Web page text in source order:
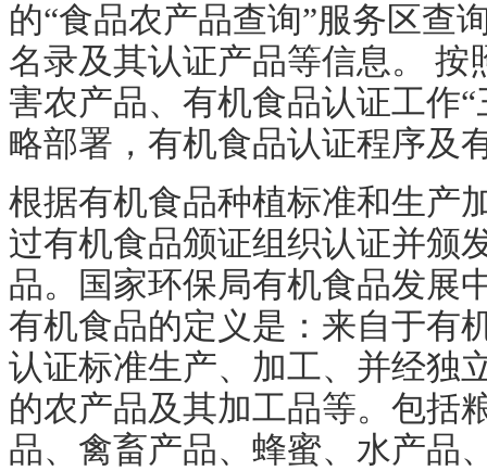
的“食品农产品查询”服务区查
名录及其认证产品等信息。 按
害农产品、有机食品认证工作
略部署，有机食品认证程序及
根据有机食品种植标准和生产
过有机食品颁证组织认证并颁
品。国家环保局有机食品发展
有机食品的定义是：来自于有
认证标准生产、加工、并经独
的农产品及其加工品等。包括
品、禽畜产品、蜂蜜、水产品